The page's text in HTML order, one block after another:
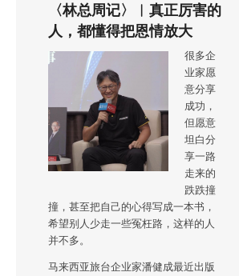
〈林总周记〉︱真正厉害的
人，都懂得把恩情放大
很多企
业家愿
意分享
成功，
但愿意
坦白分
享一路
走来的
跌跌撞
撞，甚至把自己的心得写成一本书，
希望别人少走一些冤枉路，这样的人
并不多。
马来西亚旅台企业家潘健成最近出版